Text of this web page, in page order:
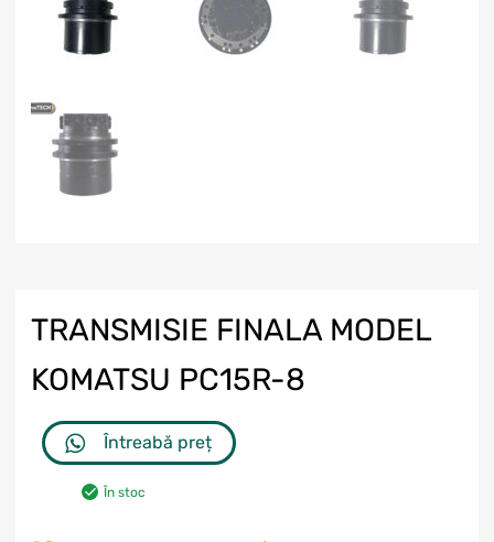
TRANSMISIE FINALA MODEL
KOMATSU PC15R-8
Întreabă preț
În stoc